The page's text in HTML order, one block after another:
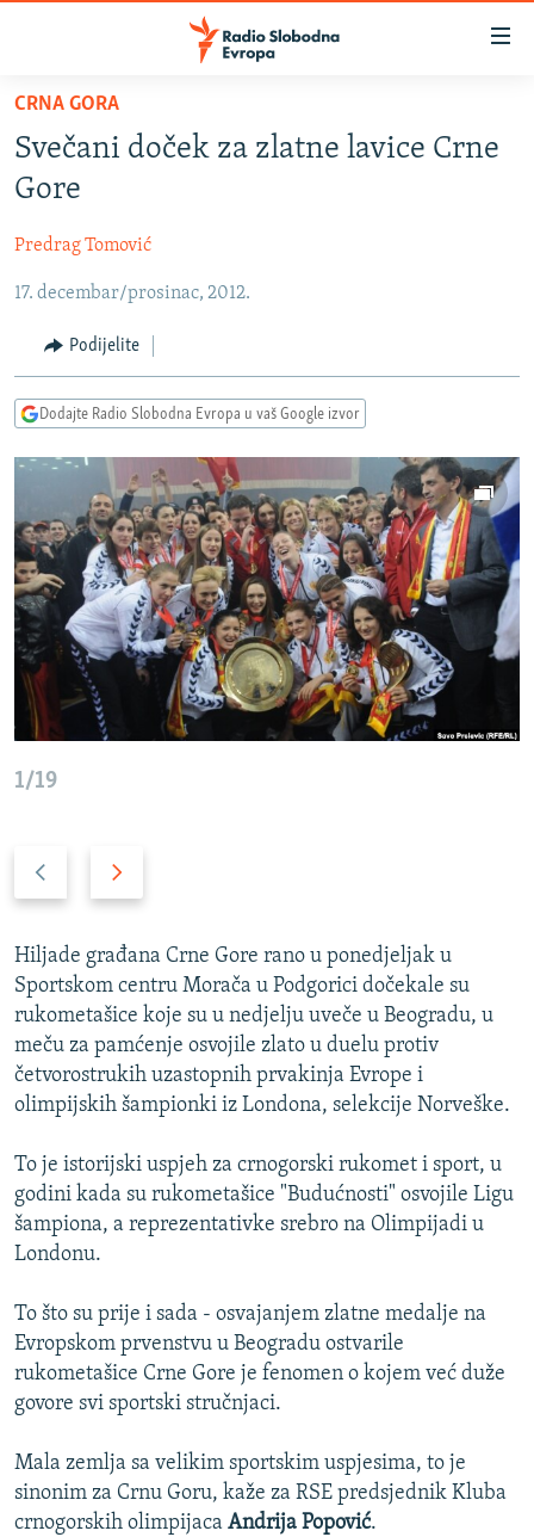
Pređite
glavni
sadržaj
na
navigaciju
Pređite
pretragu
KOSOVO
CRNA GORA
VIZUELNO
FOTOGALERIJE
INFOGRAFIKE
PODCASTI
RAT U UKRAJINI
KINA NA BALKANU
RSE PRIČE IZ SVIJETA
ISPRIČAJ MI
DNEVNO@RSE
SPECIJALI RSE
VIŠE OD NASLOVA
GENOCID U SREBRENICI
POPLAVE I KLIZIŠTA U BIH 2024.
MOJA EVROPA
TRI DECENIJE OD RATA U BIH
SVE KARTE DEJTONA
NASTANAK I RASPAD JUGOSLAVIJE
PRATITE NAS
CRNA GORA
Svečani doček za zlatne lavice Crne
Gore
Predrag Tomović
17. decembar/prosinac, 2012.
Podijelite
Dodajte Radio Slobodna Evropa u vaš Google izvor
1/19
Prethodni Naredni
Hiljade građana Crne Gore rano u ponedjeljak u
Sportskom centru Morača u Podgorici dočekale su
rukometašice koje su u nedjelju uveče u Beogradu, u
meču za pamćenje osvojile zlato u duelu protiv
četvorostrukih uzastopnih prvakinja Evrope i
olimpijskih šampionki iz Londona, selekcije Norveške.
To je istorijski uspjeh za crnogorski rukomet i sport, u
godini kada su rukometašice "Budućnosti" osvojile Ligu
šampiona, a reprezentativke srebro na Olimpijadi u
Londonu.
To što su prije i sada - osvajanjem zlatne medalje na
Evropskom prvenstvu u Beogradu ostvarile
rukometašice Crne Gore je fenomen o kojem već duže
govore svi sportski stručnjaci.
Mala zemlja sa velikim sportskim uspjesima, to je
sinonim za Crnu Goru, kaže za RSE predsjednik Kluba
crnogorskih olimpijaca Andrija Popović.